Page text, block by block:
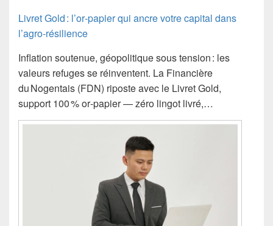
Livret Gold : l’or‑papier qui ancre votre capital dans
l’agro‑résilience
Inflation soutenue, géopolitique sous tension : les
valeurs refuges se réinventent. La Financière
du Nogentais (FDN) riposte avec le Livret Gold,
support 100 % or‑papier — zéro lingot livré,…